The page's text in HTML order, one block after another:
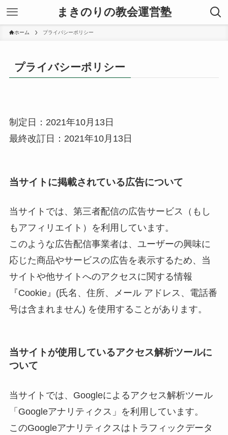
まきのりの教会運営塾
ホーム プライバシーポリシー
プライバシーポリシー
制定日：2021年10月13日
最終改訂日：2021年10月13日
当サイトに掲載されている広告について
当サイトでは、第三者配信の広告サービス（もし
もアフィリエイト）を利用しています。
このような広告配信事業者は、ユーザーの興味に
応じた商品やサービスの広告を表示するため、当
サイトや他サイトへのアクセスに関する情報
『Cookie』(氏名、住所、メール アドレス、電話番
号は含まれません) を使用することがあります。
当サイトが使用しているアクセス解析ツールに
ついて
当サイトでは、Googleによるアクセス解析ツール
「Googleアナリティクス」を利用しています。
このGoogleアナリティクスはトラフィックデータ